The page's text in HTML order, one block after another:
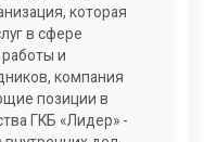
которая
в сфере
и
компания
позиции в
ГКБ «Лидер» -